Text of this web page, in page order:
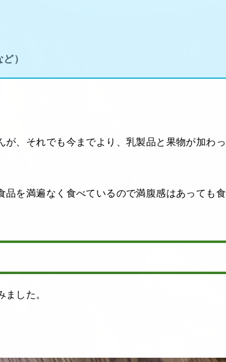
）
、それでも今までより、乳製品と果物が加わっ
を満遍なく食べているので満腹感はあっても食
した。